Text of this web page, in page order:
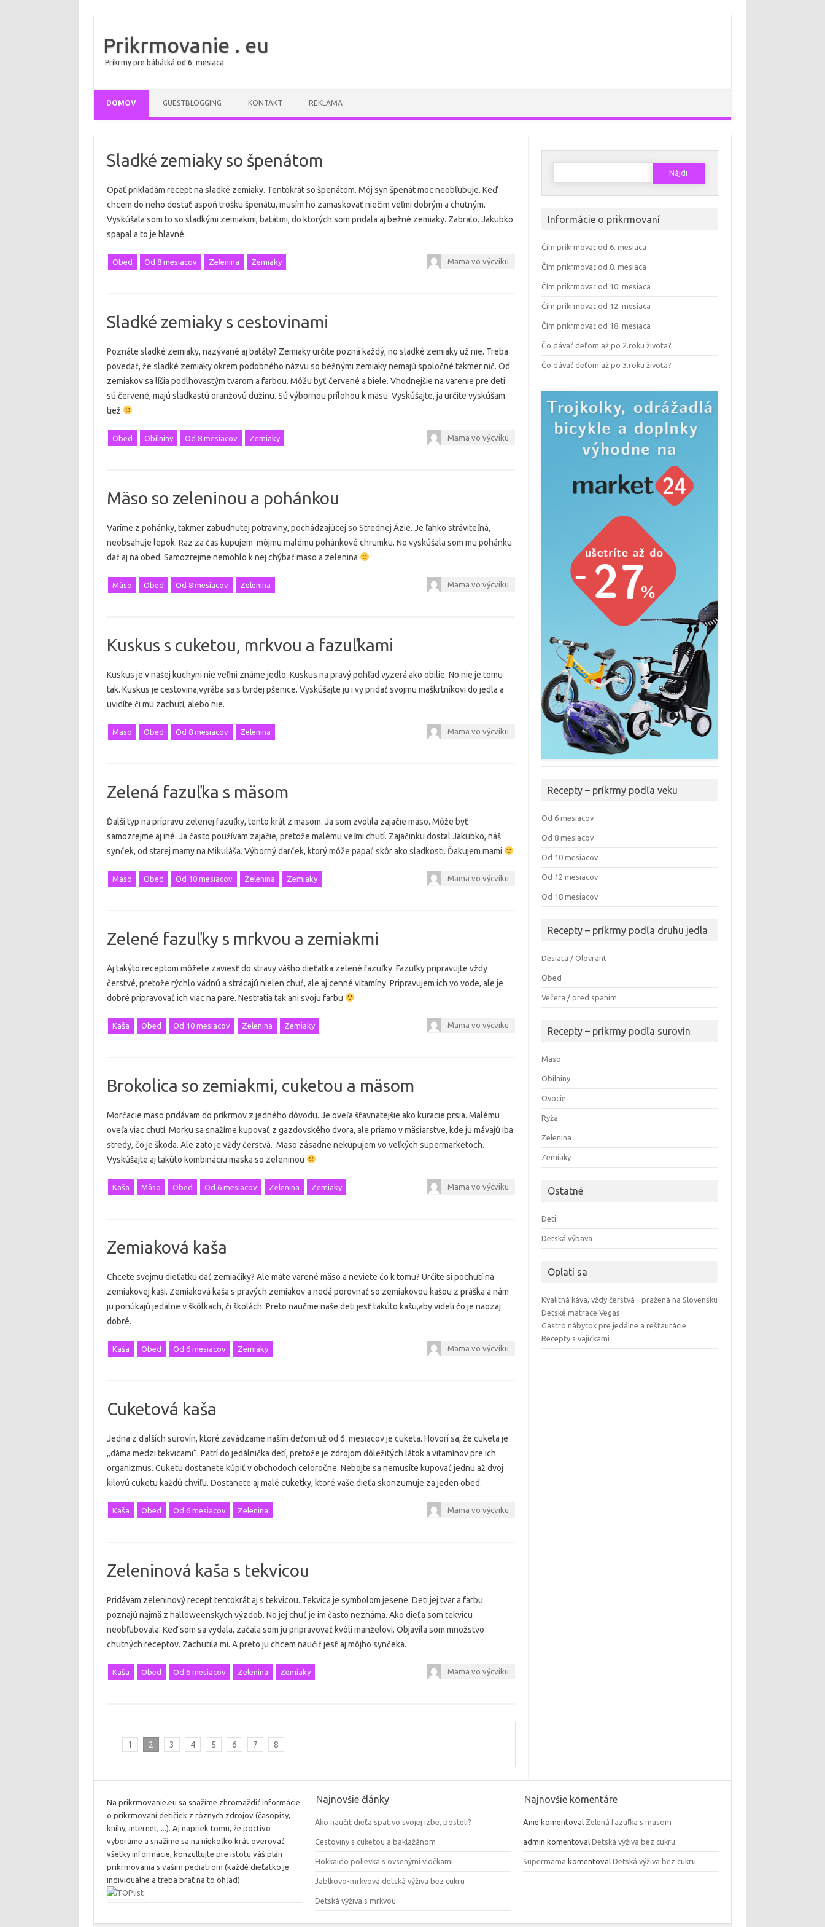
Prikrmovanie . eu
Príkrmy pre bábätká od 6. mesiaca
DOMOV GUESTBLOGGING KONTAKT REKLAMA
Sladké zemiaky so špenátom
Opäť prikladám recept na sladké zemiaky. Tentokrát so špenátom. Môj syn špenát moc neobľubuje. Keď
chcem do neho dostať aspoň trošku špenátu, musím ho zamaskovať niečim veľmi dobrým a chutným.
Vyskúšala som to so sladkými zemiakmi, batátmi, do ktorých som pridala aj bežné zemiaky. Zabralo. Jakubko
spapal a to je hlavné.
Obed Od 8 mesiacov Zelenina Zemiaky Mama vo výcviku
Sladké zemiaky s cestovinami
Poznáte sladké zemiaky, nazývané aj batáty? Zemiaky určite pozná každý, no sladké zemiaky už nie. Treba
povedať, že sladké zemiaky okrem podobného názvu so bežnými zemiaky nemajú spoločné takmer nič. Od
zemiakov sa líšia podlhovastým tvarom a farbou. Môžu byť červené a biele. Vhodnejšie na varenie pre deti
sú červené, majú sladkastú oranžovú dužinu. Sú výbornou prílohou k mäsu. Vyskúšajte, ja určite vyskúšam
tiež
Obed Obilniny Od 8 mesiacov Zemiaky Mama vo výcviku
Mäso so zeleninou a pohánkou
Varíme z pohánky, takmer zabudnutej potraviny, pochádzajúcej so Strednej Ázie. Je ľahko stráviteľná,
neobsahuje lepok. Raz za čas kupujem môjmu malému pohánkové chrumku. No vyskúšala som mu pohánku
dať aj na obed. Samozrejme nemohlo k nej chýbať mäso a zelenina
Mäso Obed Od 8 mesiacov Zelenina Mama vo výcviku
Kuskus s cuketou, mrkvou a fazuľkami
Kuskus je v našej kuchyni nie veľmi známe jedlo. Kuskus na pravý pohľad vyzerá ako obilie. No nie je tomu
tak. Kuskus je cestovina,vyrába sa s tvrdej pšenice. Vyskúšajte ju i vy pridať svojmu maškrtníkovi do jedla a
uvidíte či mu zachutí, alebo nie.
Mäso Obed Od 8 mesiacov Zelenina Mama vo výcviku
Zelená fazuľka s mäsom
Ďalší typ na prípravu zelenej fazuľky, tento krát z mäsom. Ja som zvolila zajačie mäso. Môže byť
samozrejme aj iné. Ja často používam zajačie, pretože malému veľmi chutí. Zajačinku dostal Jakubko, náš
synček, od starej mamy na Mikuláša. Výborný darček, ktorý môže papať skôr ako sladkosti. Ďakujem mami
Mäso Obed Od 10 mesiacov Zelenina Zemiaky Mama vo výcviku
Zelené fazuľky s mrkvou a zemiakmi
Aj takýto receptom môžete zaviesť do stravy vášho dieťatka zelené fazuľky. Fazuľky pripravujte vždy
čerstvé, pretože rýchlo vädnú a strácajú nielen chuť, ale aj cenné vitamíny. Pripravujem ich vo vode, ale je
dobré pripravovať ich viac na pare. Nestratia tak ani svoju farbu
Kaša Obed Od 10 mesiacov Zelenina Zemiaky Mama vo výcviku
Brokolica so zemiakmi, cuketou a mäsom
Morčacie mäso pridávam do príkrmov z jedného dôvodu. Je oveľa šťavnatejšie ako kuracie prsia. Malému
oveľa viac chutí. Morku sa snažíme kupovať z gazdovského dvora, ale priamo v mäsiarstve, kde ju mávajú iba
stredy, čo je škoda. Ale zato je vždy čerstvá. Mäso zásadne nekupujem vo veľkých supermarketoch.
Vyskúšajte aj takúto kombináciu mäska so zeleninou
Kaša Mäso Obed Od 6 mesiacov Zelenina Zemiaky Mama vo výcviku
Zemiaková kaša
Chcete svojmu dieťatku dať zemiačiky? Ale máte varené mäso a neviete čo k tomu? Určite si pochutí na
zemiakovej kaši. Zemiaková kaša s pravých zemiakov a nedá porovnať so zemiakovou kašou z práška a nám
ju ponúkajú jedálne v škôlkach, či školách. Preto naučme naše deti jesť takúto kašu,aby videli čo je naozaj
dobré.
Kaša Obed Od 6 mesiacov Zemiaky Mama vo výcviku
Cuketová kaša
Jedna z ďalších surovín, ktoré zavádzame naším deťom už od 6. mesiacov je cuketa. Hovorí sa, že cuketa je
„dáma medzi tekvicami“. Patrí do jedálnička detí, pretože je zdrojom dôležitých látok a vitamínov pre ich
organizmus. Cuketu dostanete kúpiť v obchodoch celoročne. Nebojte sa nemusíte kupovať jednu až dvoj
kilovú cuketu každú chvíľu. Dostanete aj malé cuketky, ktoré vaše dieťa skonzumuje za jeden obed.
Kaša Obed Od 6 mesiacov Zelenina Mama vo výcviku
Zeleninová kaša s tekvicou
Pridávam zeleninový recept tentokrát aj s tekvicou. Tekvica je symbolom jesene. Deti jej tvar a farbu
poznajú najmä z halloweenskych výzdob. No jej chuť je im často neznáma. Ako dieťa som tekvicu
neobľubovala. Keď som sa vydala, začala som ju pripravovať kvôli manželovi. Objavila som množstvo
chutných receptov. Zachutila mi. A preto ju chcem naučiť jesť aj môjho synčeka.
Kaša Obed Od 6 mesiacov Zelenina Zemiaky Mama vo výcviku
1 2 3 4 5 6 7 8
Hľadať:
Informácie o prikrmovaní
Čím prikrmovať od 6. mesiaca
Čím prikrmovať od 8. mesiaca
Čím prikrmovať od 10. mesiaca
Čím prikrmovať od 12. mesiaca
Čím prikrmovať od 18. mesiaca
Čo dávať deťom až po 2.roku života?
Čo dávať deťom až po 3.roku života?
Recepty – príkrmy podľa veku
Od 6 mesiacov
Od 8 mesiacov
Od 10 mesiacov
Od 12 mesiacov
Od 18 mesiacov
Recepty – príkrmy podľa druhu jedla
Desiata / Olovrant
Obed
Večera / pred spaním
Recepty – príkrmy podľa surovín
Mäso
Obilniny
Ovocie
Ryža
Zelenina
Zemiaky
Ostatné
Deti
Detská výbava
Oplatí sa
Kvalitná káva, vždy čerstvá - pražená na Slovensku
Detské matrace Vegas
Gastro nábytok pre jedálne a reštaurácie
Recepty s vajíčkami
Na prikrmovanie.eu sa snažíme zhromaždiť informácie
o prikrmovaní detičiek z rôznych zdrojov (časopisy,
knihy, internet, ...). Aj napriek tomu, že poctivo
vyberáme a snažíme sa na niekoľko krát overovať
všetky informácie, konzultujte pre istotu váš plán
prikrmovania s vašim pediatrom (každé dieťatko je
individuálne a treba brať na to ohľad).
Najnovšie články
Ako naučiť dieťa spať vo svojej izbe, posteli?
Cestoviny s cuketou a baklažánom
Hokkaido polievka s ovsenými vločkami
Jablkovo-mrkvová detská výživa bez cukru
Detská výživa s mrkvou
Najnovšie komentáre
Anie komentoval Zelená fazuľka s mäsom
admin komentoval Detská výživa bez cukru
Supermama komentoval Detská výživa bez cukru